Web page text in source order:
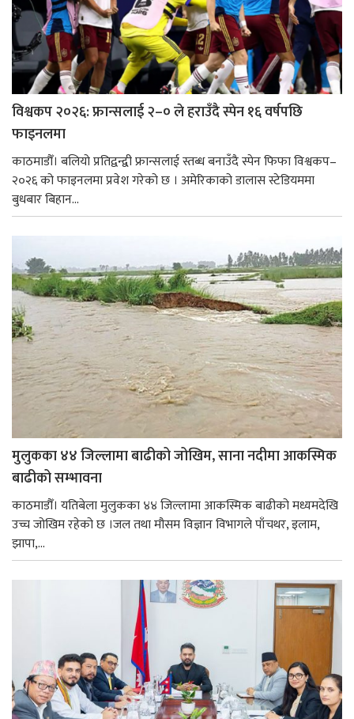
विश्वकप २०२६: फ्रान्सलाई २–० ले हराउँदै स्पेन १६ वर्षपछि
फाइनलमा
काठमाडौँ। बलियो प्रतिद्वन्द्वी फ्रान्सलाई स्तब्ध बनाउँदै स्पेन फिफा विश्वकप–
२०२६ को फाइनलमा प्रवेश गरेको छ । अमेरिकाको डालास स्टेडियममा
बुधबार बिहान...
मुलुकका ४४ जिल्लामा बाढीको जोखिम, साना नदीमा आकस्मिक
बाढीको सम्भावना
काठमाडौँ। यतिबेला मुलुकका ४४ जिल्लामा आकस्मिक बाढीको मध्यमदेखि
उच्च जोखिम रहेको छ ।जल तथा मौसम विज्ञान विभागले पाँचथर, इलाम,
झापा,...